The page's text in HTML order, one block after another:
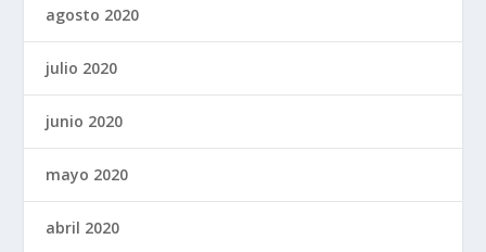
agosto 2020
julio 2020
junio 2020
mayo 2020
abril 2020